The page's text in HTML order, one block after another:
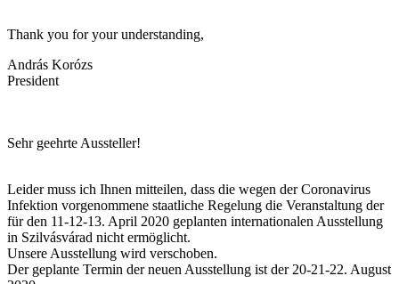
Thank you for your understanding,
András Korózs
President
Sehr geehrte Aussteller!
Leider muss ich Ihnen mitteilen, dass die wegen der Coronavirus
Infektion vorgenommene staatliche Regelung die Veranstaltung der
für den 11-12-13. April 2020 geplanten internationalen Ausstellung
in Szilvásvárad nicht ermöglicht.
Unsere Ausstellung wird verschoben.
Der geplante Termin der neuen Ausstellung ist der 20-21-22. August